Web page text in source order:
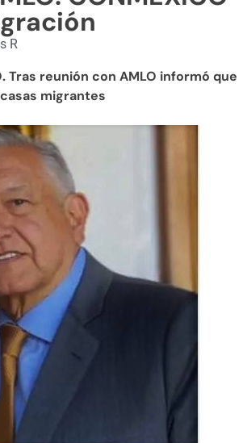
R
Tras reunión con AMLO informó que
migrantes